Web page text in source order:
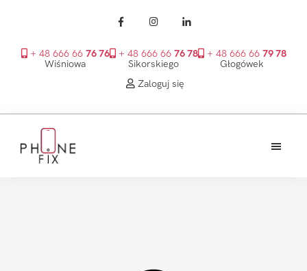
+ 48 666 66 76 76
Wiśniowa
+ 48 666 66 76 78
Sikorskiego
+ 48 666 66 79 78
Głogówek
Zaloguj się
głównego